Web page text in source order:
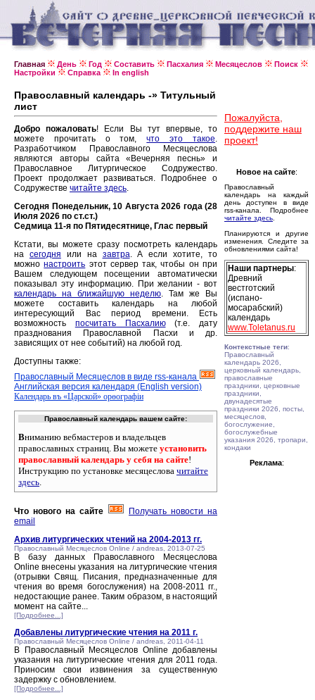
Главная День Год Составить Пасхалия Месяцеслов
Поиск
Настройки
Справка In english
Православный календарь -» Титульный
лист
Добро пожаловать! Если Вы тут впервые, то
можете прочитать о том,что это такое.
Разработчиком Православного Месяцеслова
являются авторы сайта «Вечерняя песнь» и
Православное Литургическое Содружество.
Проект продолжает развиваться. Подробнее о
Содружестве читайте здесь.
Сегодня Понедельник, 10 Августа 2026 года (28
Июля 2026 по ст.ст.)
Седмица 11-я по Пятидесятнице, Глас первый
Кстати, вы можете сразу посмотреть календарь
на сегодня или на завтра. А если хотите, то
можнонастроить этот сервер так, чтобы он при
Вашем следующем посещении автоматически
показывал эту информацию. При желании - вот
календарь на ближайшую неделю. Там же Вы
можете составить календарь на любой
интересующий Вас период времени. Есть
возможность посчитать Пасхалию(т.е. дату
празднования Православной Пасхи и др.
зависящих от нее событий) на любой год.
Доступны также:
Православный Месяцеслов в виде rss-канала
Английская версия календаря (English version)
Календарь въ «Царской» орѳографiи
Православный календарь вашем сайте:
Вниманию вебмастеров и владельцев
православных страниц. Вы можете установить
православный календарь у себя на сайте!
Инструкцию по установке месяцеслова читайте
здесь.
Что нового на сайте
Получать новости на
email
Архив литургических чтений на 2004-2013 гг.
Православный Месяцеслов Online / andreas, 2013-07-25
В базу данных Православного Месяцеслова
Online внесены указания на литургические чтения
(отрывки Свящ. Писания, предназначенные для
чтения во время богослужения) на 2008-2011 гг.,
недостающие ранее. Таким образом, в настоящий
момент на сайте...
[Подробнее...]
Добавлены литургические чтения на 2011 г.
Православный Месяцеслов Online / andreas, 2011-04-11
В Православный Месяцеслов Online добавлены
указания на литургические чтения для 2011 года.
Приносим свои извинения за существенную
задержку с обновлением.
[Подробнее...]
Пожалуйста,
поддержите наш
проект!
Новое на сайте:
Православный
календарь на каждый
день доступен в виде
rss-канала. Подробнее
читайте здесь
Планируются и другие
изменения. Следите за
обновлениями сайта!
Наши партнеры:
Древний
вестготский
(испано-
мосарабский)
календарь
www.Toletanus.ru
Контекстные теги:
Православный
календарь 2026,
церковный календарь,
православные
праздники, церковные
праздники,
двунадесятые
праздники 2026, посты,
месяцеслов,
богослужение,
богослужебные
указания 2026, тропари,
кондаки
Реклама: